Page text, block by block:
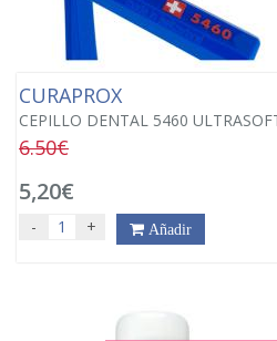
CURAPROX
CEPILLO DENTAL 5460
6.50€
5,20€
- + Añadir